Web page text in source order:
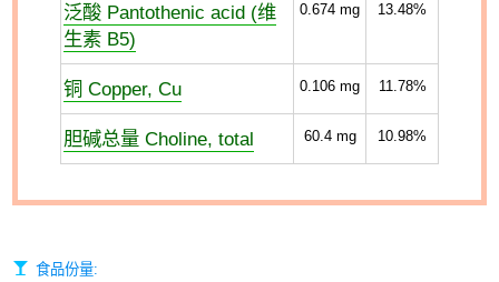
泛酸 Pantothenic acid (维
生素 B5)
0.674 mg 13.48%
铜 Copper, Cu 0.106 mg 11.78%
胆碱总量 Choline, total 60.4mg 10.98%
食品份量: